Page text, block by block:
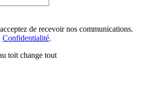
de recevoir nos communications.
Confidentialité.
toit change tout